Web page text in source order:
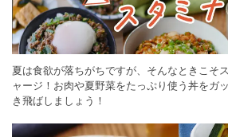
夏は食欲が落ちがちですが、そんなときこそ
ャージ！お肉や夏野菜をたっぷり使う丼をガ
き飛ばしましょう！